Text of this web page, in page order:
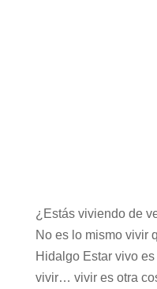
¿Estás viviendo de
No es lo mismo vivir
Hidalgo Estar vivo
vivir… vivir es otra